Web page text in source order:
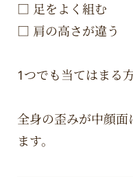
□ 足をよく組む
□ 肩の高さが違う
1つでも当てはまる方
全身の歪みが中顔面
ます。